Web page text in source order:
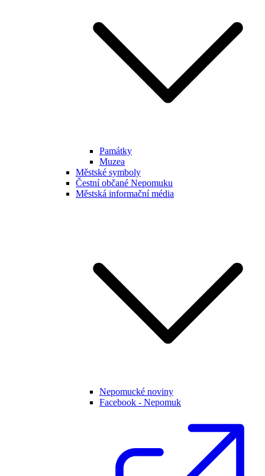
Památky
Muzea
Městské symboly
Čestní občané Nepomuku
Městská informační média
Nepomucké noviny
Facebook - Nepomuk